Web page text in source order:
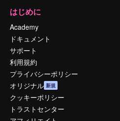
はじめに
Academy
ドキュメント
サポート
利用規約
プライバシーポリシー
オリジナル 新規
クッキーポリシー
トラストセンター